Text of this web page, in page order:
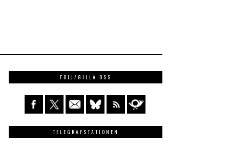
FÖLJ/GILLA OSS
TELEGRAFSTATIONEN